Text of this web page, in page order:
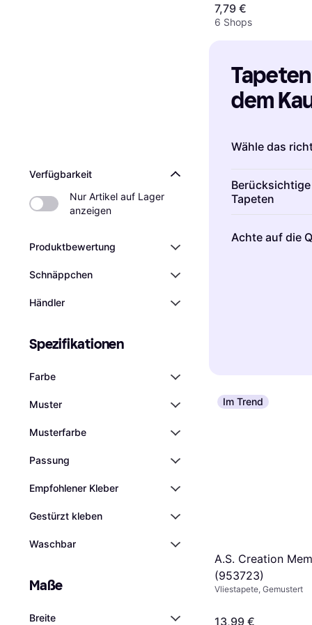
Verfügbarkeit
Nur Artikel auf Lager
anzeigen
Produktbewertung
Schnäppchen
Händler
Spezifikationen
Farbe
Muster
Musterfarbe
Passung
Empfohlener Kleber
Gestürzt kleben
Waschbar
Maße
Breite
7,79 €
6 Shops
Im Trend
A.S. Creation
(953723)
Vliestapete, Gemustert
13,99 €
dem
Wähle das
Die Wahl des
entscheidend,
Funktionalität
beliebt, da sie
sind. Sie sind
Tapeten
maßgeblich
Achte auf die
Eine gute